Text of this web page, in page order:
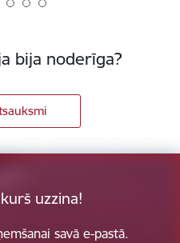
bija noderīga?
uzzina!
savā e-pastā.